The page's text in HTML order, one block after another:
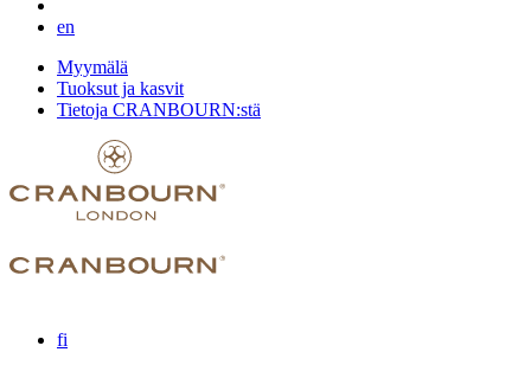
en
Myymälä
Tuoksut ja kasvit
Tietoja CRANBOURN:stä
fi